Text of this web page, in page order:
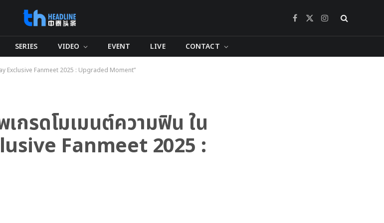
Facebook
X
Instagram
SERIES VIDEO EVENT LIVE CONTACT
Exclusive Fanmeet 2025 : Upgraded Moment”
รดโมเมนต์ความฟิน ใน
Fanmeet 2025 :